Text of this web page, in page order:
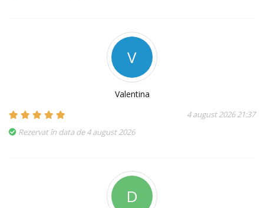
V
Valentina
4 august 2026 21:37
Rezervat în data de 4 august 2026
D